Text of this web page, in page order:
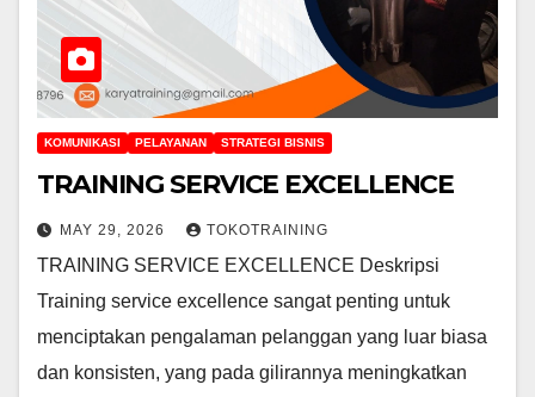
KOMUNIKASI PELAYANAN STRATEGI BISNIS
TRAINING SERVICE EXCELLENCE
MAY 29, 2026 TOKOTRAINING
TRAINING SERVICE EXCELLENCE Deskripsi
Training service excellence sangat penting untuk
menciptakan pengalaman pelanggan yang luar biasa
dan konsisten, yang pada gilirannya meningkatkan